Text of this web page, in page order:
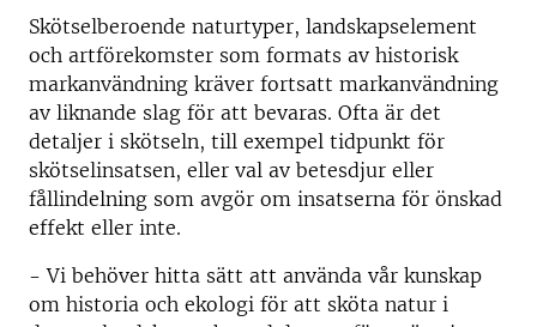
Skötselberoende naturtyper, landskapselement
och artförekomster som formats av historisk
markanvändning kräver fortsatt markanvändning
av liknande slag för att bevaras. Ofta är det
detaljer i skötseln, till exempel tidpunkt för
skötselinsatsen, eller val av betesdjur eller
fållindelning som avgör om insatserna för önskad
effekt eller inte.
- Vi behöver hitta sätt att använda vår kunskap
om historia och ekologi för att sköta natur i